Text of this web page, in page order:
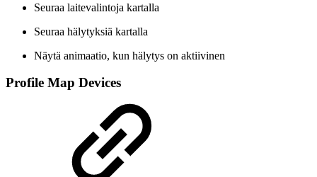
Seuraa laitevalintoja kartalla
Seuraa hälytyksiä kartalla
Näytä animaatio, kun hälytys on aktiivinen
Profile Map Devices